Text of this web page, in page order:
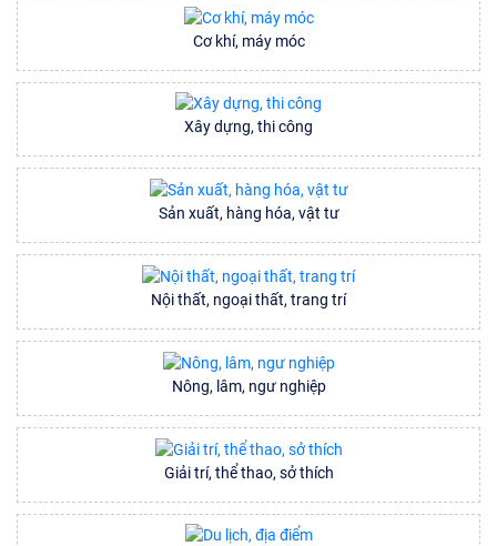
Cơ khí, máy móc
Xây dựng, thi công
Sản xuất, hàng hóa, vật tư
Nội thất, ngoại thất, trang trí
Nông, lâm, ngư nghiệp
Giải trí, thể thao, sở thích